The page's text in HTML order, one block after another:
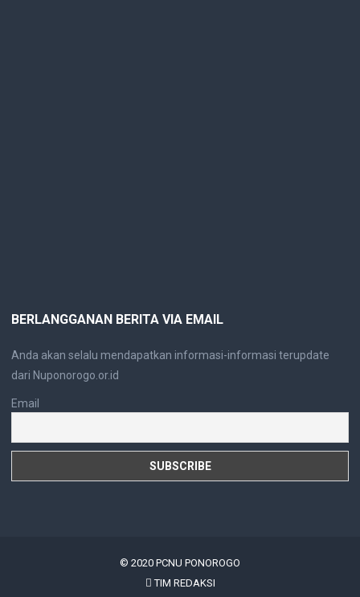
BERLANGGANAN BERITA VIA EMAIL
Anda akan selalu mendapatkan informasi-informasi terupdate
dari Nuponorogo.or.id
Email
© 2020 PCNU PONOROGO
TIM REDAKSI